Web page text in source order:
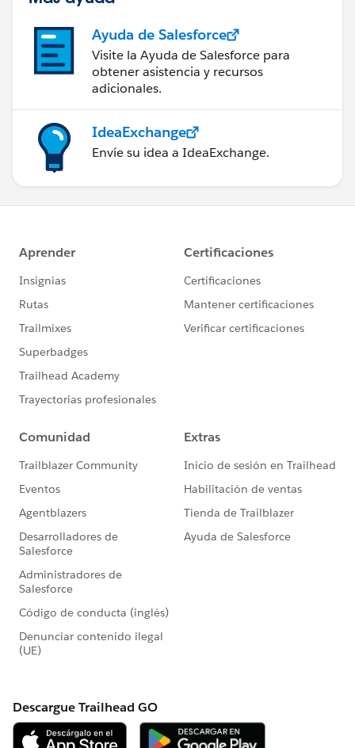
Ayuda de Salesforce
Visite la Ayuda de Salesforce para
obtener asistencia y recursos
adicionales.
IdeaExchange
Envíe su idea a IdeaExchange.